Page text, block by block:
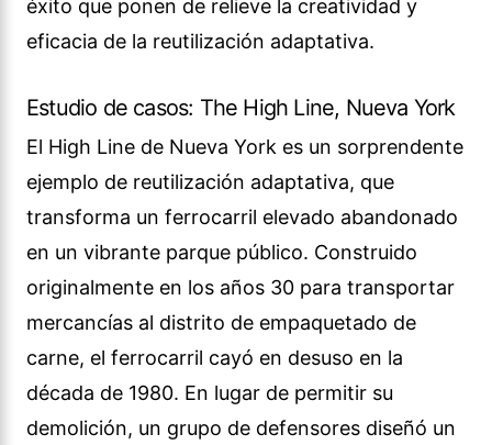
éxito que ponen de relieve la creatividad y
eficacia de la reutilización adaptativa.
Estudio de casos: The High Line, Nueva York
El High Line de Nueva York es un sorprendente
ejemplo de reutilización adaptativa, que
transforma un ferrocarril elevado abandonado
en un vibrante parque público. Construido
originalmente en los años 30 para transportar
mercancías al distrito de empaquetado de
carne, el ferrocarril cayó en desuso en la
década de 1980. En lugar de permitir su
demolición, un grupo de defensores diseñó un